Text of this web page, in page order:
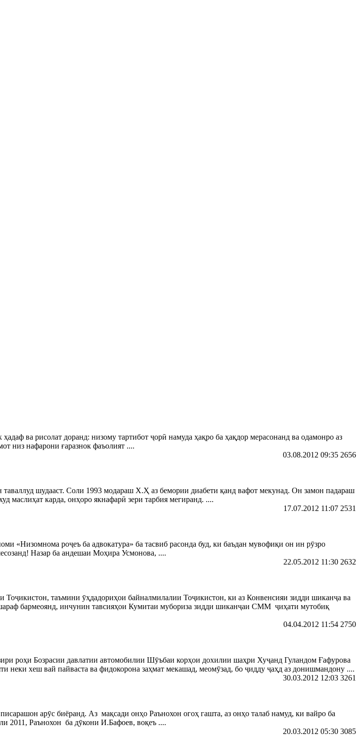
ва рисолат доранд: низому тартибот ҷорӣ намуда ҳақро ба ҳақдор мерасонанд ва одамонро аз
низ нафарони ғаразнок фаъолият ....
03.08.2012 09:35 2656
шудааст. Соли 1993 модараш Х.Ҳ аз бемории диабети қанд вафот мекунад. Он замон падараш
маслиҳат карда, онҳоро якнафарӣ зери тарбия мегиранд. ....
17.07.2012 11:07 2531
«Низомнома роҷеъ ба адвокатура» ба тасвиб расонда буд, ки баъдан мувофиқи он ин рӯзро
Назар ба андешаи Моҳира Усмонова, ....
22.05.2012 11:30 2632
таъмини ӯҳдадориҳои байналмилалии Тоҷикистон, ки аз Конвенсияи зидди шиканҷа ва
бармеоянд, инчунин тавсияҳои Кумитаи мубориза зидди шиканҷаи СММ ҷиҳати мутобиқ
04.04.2012 11:54 2750
роҳи Бозрасии давлатии автомобилии Шӯъбаи корҳои дохилии шаҳри Хуҷанд Гуландом Ғафурова
неки хеш вай пайваста ва фидокорона заҳмат мекашад, меомӯзад, бо ҷидду ҷаҳд аз донишмандону ....
30.03.2012 12:03 3261
арӯс биёранд. Аз мақсади онҳо Раънохон огоҳ гашта, аз онҳо талаб намуд, ки вайро ба
2011, Раънохон ба дӯкони И.Бафоев, воқеъ ....
20.03.2012 05:30 3085